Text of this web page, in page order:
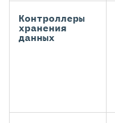
Контроллеры
хранения
данных